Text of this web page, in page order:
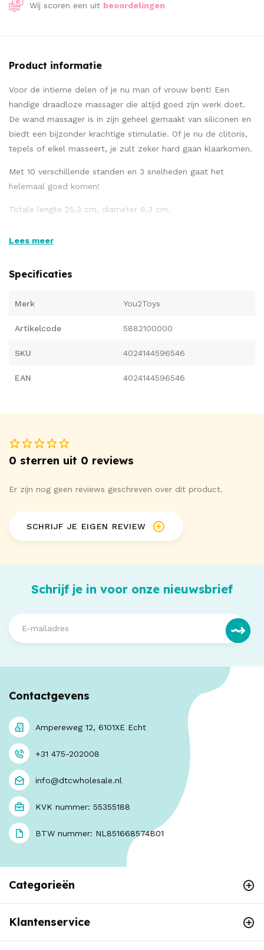
Wij scoren een uit beoordelingen
Product informatie
Voor de intieme delen of je nu man of vrouw bent! Een
handige draadloze massager die altijd goed zijn werk doet.
De wand massager is in zijn geheel gemaakt van siliconen en
biedt een bijzonder krachtige stimulatie. Of je nu de clitoris,
tepels of eikel masseert, je zult zeker hard gaan klaarkomen.
Met 10 verschillende standen en 3 snelheden gaat het
helemaal goed komen!
Totale lengte 25,3 cm, diameter 6,3 cm.
Lees meer
Specificaties
Merk You2Toys
Artikelcode 5882100000
SKU 4024144596546
EAN 4024144596546
0 sterren uit 0 reviews
Er zijn nog geen reviews geschreven over dit product.
SCHRIJF JE EIGEN REVIEW
Schrijf je in voor onze nieuwsbrief
Contactgevens
Ampereweg 12, 6101XE Echt
+31 475-202008
info@dtcwholesale.nl
KVK nummer: 55355188
BTW nummer: NL851668574B01
Categorieën
Klantenservice